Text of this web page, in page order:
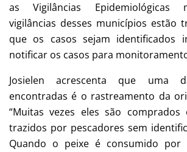
as Vigilâncias Epidemiológicas
vigilâncias desses municípios estão
que os casos sejam identificados
notificar os casos para
Josielen acrescenta que uma
encontradas é o rastreamento da
“Muitas vezes eles são
trazidos por pescadores sem
Quando o peixe é consumido por